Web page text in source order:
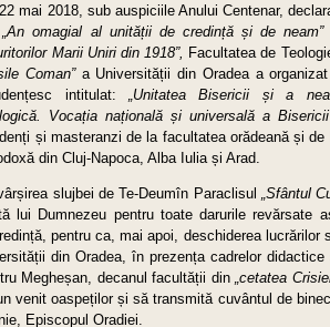
mai 2018, sub auspiciile Anului Centenar,
„An omagial al unității de credință și de
Marii Uniri din 1918”, Facultatea de
Coman”a Universității din Oradea a
intitulat:„Unitatea Bisericii și a
Vocația națională și universală a
și masteranzi de la facultatea orădeană și
din Cluj-Napoca, Alba Iulia și Arad.
slujbei de Te-Deumîn Paraclisul „Sfântul
lui Dumnezeu pentru toate darurile revărsate
pentru ca, mai apoi, deschiderea lucrărilor
din Oradea, în prezența cadrelor didactice
Megheșan, decanul facultății din „cetatea
venit oaspeților și să transmită cuvântul de
Episcopul Oradiei.